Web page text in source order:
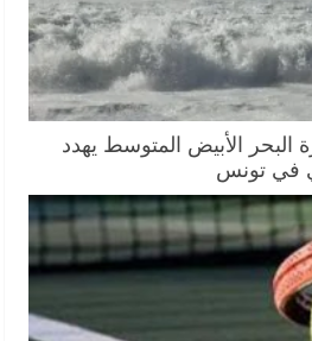
البحر الأبيض المتوسط يهدد
في تونس